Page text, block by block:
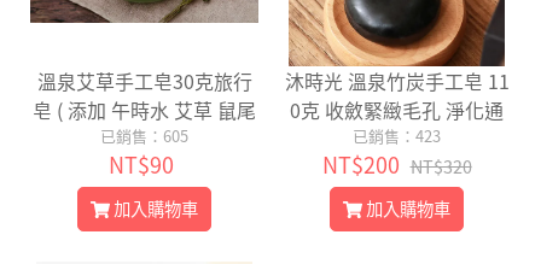
溫泉艾草手工皂30克旅行
皂 ( 添加 午時水 艾草 鼠尾
草 薰衣草精油 ) 沐時光
已銷售：605
NT$90
加入購物車
沐時光 溫泉竹炭手工皂 11
0克 收斂緊緻毛孔 淨化通
暢毛孔 含火山溫泉 竹炭粉
歐薄荷 薰衣草精油 油性 混
合膚質
已銷售：423
NT$200 NT$320
加入購物車